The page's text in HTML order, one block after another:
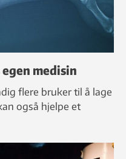
medisin
flere bruker til å lage
også hjelpe et